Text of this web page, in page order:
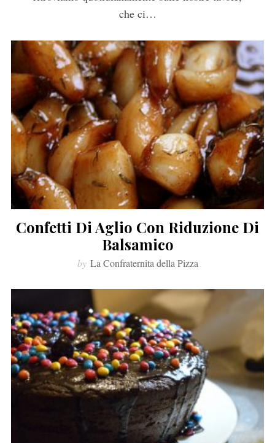
che ci…
Confetti Di Aglio Con Riduzione Di
Balsamico
by La Confraternita della Pizza